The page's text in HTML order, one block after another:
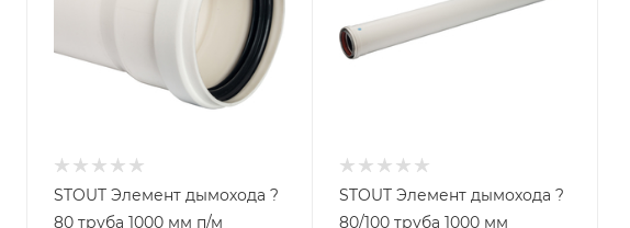
STOUT Элемент дымохода ?
80 труба 1000 мм п/м
STOUT Элемент дымохода ?
80/100 труба 1000 мм